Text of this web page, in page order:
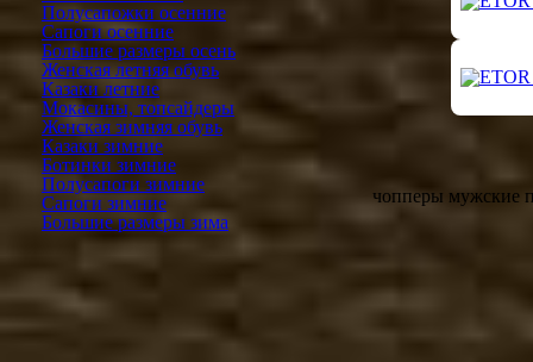
Полусапожки осенние
Сапоги осенние
Большие размеры осень
Женская летняя обувь
Казаки летние
Мокасины, топсайдеры
Женская зимняя обувь
Казаки зимние
Ботинки зимние
Полусапоги зимние
Сапоги зимние
Большие размеры зима
чопперы мужские